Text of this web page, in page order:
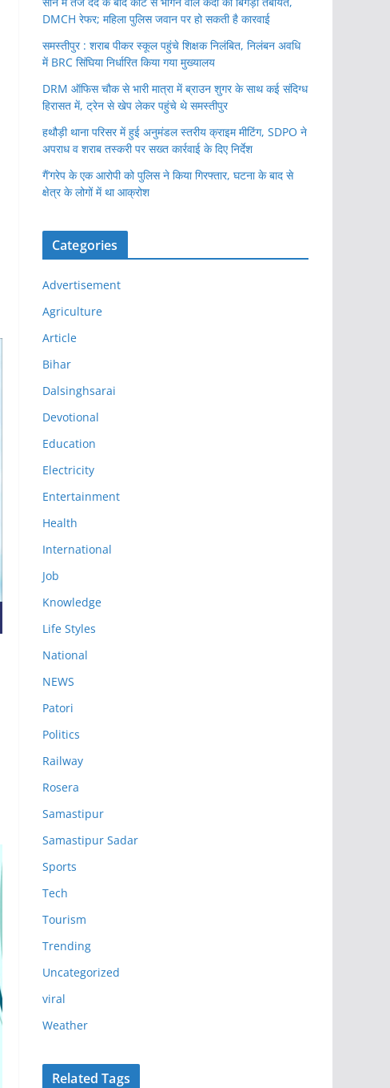
DMCH रेफर; महिला पुलिस जवान पर हो सकती है कारवाई
समस्तीपुर : शराब पीकर स्कूल पहुंचे शिक्षक निलंबित, निलंबन अवधि
में BRC सिंघिया निर्धारित किया गया मुख्यालय
DRM ऑफिस चौक से भारी मात्रा में ब्राउन शुगर के साथ कई संदिग्ध
हिरासत में, ट्रेन से खेप लेकर पहुंचे थे समस्तीपुर
हथौड़ी थाना परिसर में हुई अनुमंडल स्तरीय क्राइम मीटिंग, SDPO ने
अपराध व शराब तस्करी पर सख्त कार्रवाई के दिए निर्देश
गैं’गरेप के एक आरोपी को पुलिस ने किया गिरफ्तार, घटना के बाद से
क्षेत्र के लोगों में था आक्रोश
Categories
Advertisement
Agriculture
Article
Bihar
Dalsinghsarai
Devotional
Education
Electricity
Entertainment
Health
International
Job
Knowledge
Life Styles
National
NEWS
Patori
Politics
Railway
Rosera
Samastipur
Samastipur Sadar
Sports
Tech
Tourism
Trending
Uncategorized
viral
Weather
Related Tags